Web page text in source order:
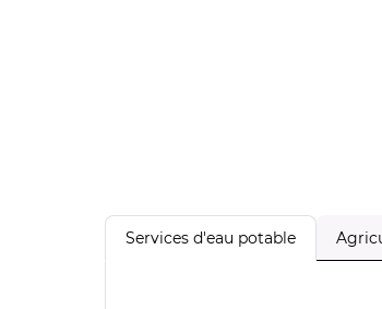
Services d'eau potable